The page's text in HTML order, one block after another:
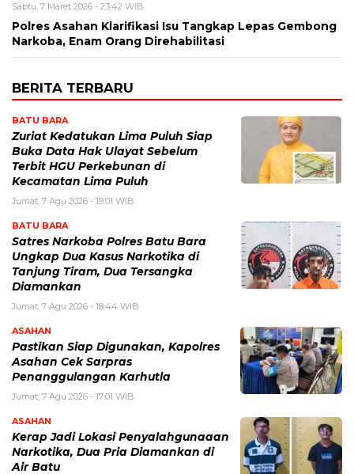
Sabtu, 7 Maret 2026 - 23:42 WIB
Polres Asahan Klarifikasi Isu Tangkap Lepas Gembong
Narkoba, Enam Orang Direhabilitasi
BERITA TERBARU
BATU BARA
Zuriat Kedatukan Lima Puluh Siap
Buka Data Hak Ulayat Sebelum
Terbit HGU Perkebunan di
Kecamatan Lima Puluh
Jumat, 7 Agu 2026 - 19:01 WIB
BATU BARA
Satres Narkoba Polres Batu Bara
Ungkap Dua Kasus Narkotika di
Tanjung Tiram, Dua Tersangka
Diamankan
Jumat, 7 Agu 2026 - 18:44 WIB
ASAHAN
Pastikan Siap Digunakan, Kapolres
Asahan Cek Sarpras
Penanggulangan Karhutla
Jumat, 7 Agu 2026 - 17:01 WIB
ASAHAN
Kerap Jadi Lokasi Penyalahgunaaan
Narkotika, Dua Pria Diamankan di
Air Batu